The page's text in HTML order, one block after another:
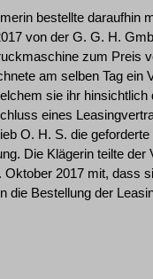
bestellte daraufhin
von der G. G. H.
zum Preis
am selben Tag ein
sie ihr hinsichtlich
eines
O. H. S. die geforderte
Die Klägerin teilte der
Oktober 2017 mit, dass
die Bestellung der